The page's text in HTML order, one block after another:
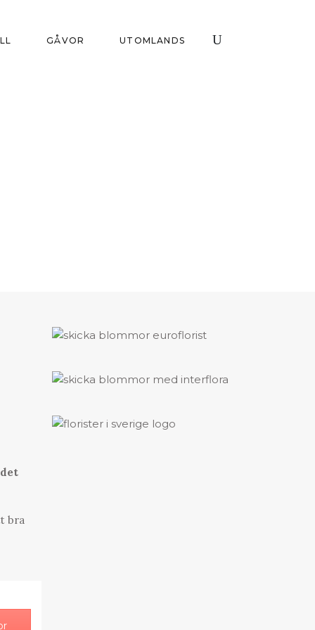
GÅVOR UTOMLANDS
bra